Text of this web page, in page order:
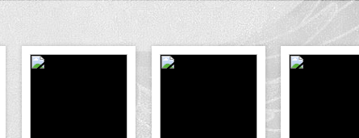
ティスト12組が「明治チョコレートのテーマ」を歌い継ぐ”Melody of meij
ゴソックス戦」にて大黒摩季 Special Live開催決定！